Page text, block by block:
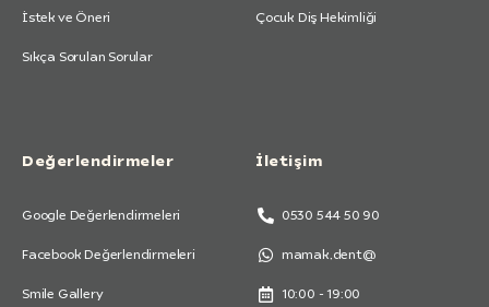
İstek ve Öneri
Sıkça Sorulan Sorular
Çocuk Diş Hekimliği
Değerlendirmeler
Google Değerlendirmeleri
Facebook Değerlendirmeleri
Smile Gallery
İletişim
0530 544 50 90
mamak.dent@
10:00 - 19:00